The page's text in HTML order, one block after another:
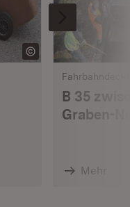
B 35
Graben-
Mehr